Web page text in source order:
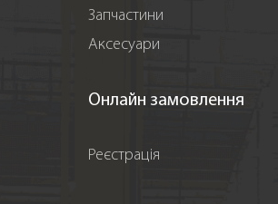
Запчастини
Аксесуари
Онлайн замовлення
Реєстрація